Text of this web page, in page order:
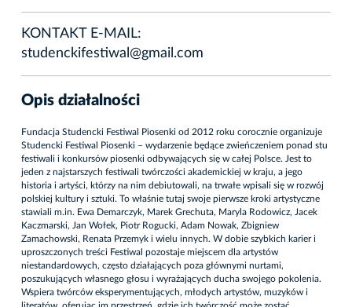
KONTAKT E-MAIL:
studenckifestiwal@gmail.com
Opis działalności
Fundacja Studencki Festiwal Piosenki od 2012 roku corocznie organizuje
Studencki Festiwal Piosenki – wydarzenie będące zwieńczeniem ponad stu
festiwali i konkursów piosenki odbywających się w całej Polsce. Jest to
jeden z najstarszych festiwali twórczości akademickiej w kraju, a jego
historia i artyści, którzy na nim debiutowali, na trwałe wpisali się w rozwój
polskiej kultury i sztuki. To właśnie tutaj swoje pierwsze kroki artystyczne
stawiali m.in. Ewa Demarczyk, Marek Grechuta, Maryla Rodowicz, Jacek
Kaczmarski, Jan Wołek, Piotr Rogucki, Adam Nowak, Zbigniew
Zamachowski, Renata Przemyk i wielu innych. W dobie szybkich karier i
uproszczonych treści Festiwal pozostaje miejscem dla artystów
niestandardowych, często działających poza głównymi nurtami,
poszukujących własnego głosu i wyrażających ducha swojego pokolenia.
Wspiera twórców eksperymentujących, młodych artystów, muzyków i